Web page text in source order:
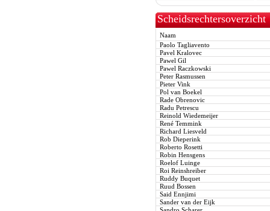
Scheidsrechtersoverzicht
Naam
Paolo Tagliavento
Pavel Kralovec
Pawel Gil
Pawel Raczkowski
Peter Rasmussen
Pieter Vink
Pol van Boekel
Rade Obrenovic
Radu Petrescu
Reinold Wiedemeijer
René Temmink
Richard Liesveld
Rob Dieperink
Roberto Rosetti
Robin Hensgens
Roelof Luinge
Roi Reinshreiber
Ruddy Buquet
Ruud Bossen
Said Ennjimi
Sander van der Eijk